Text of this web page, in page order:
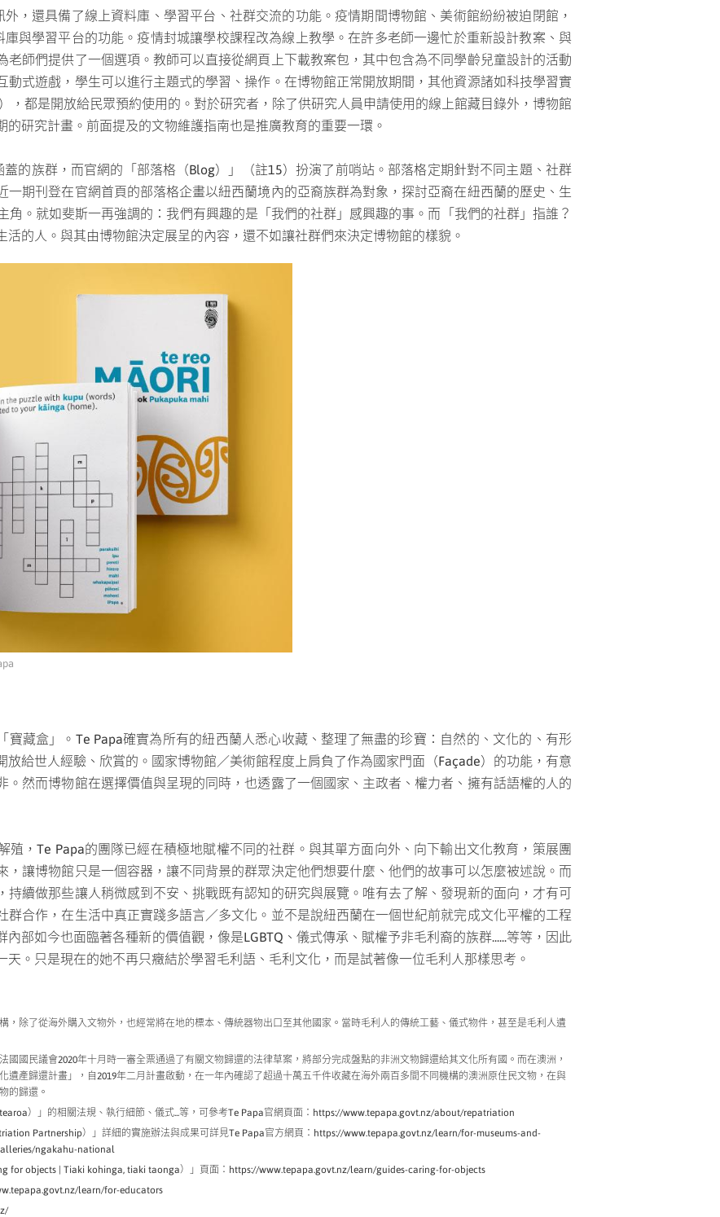
，還具備了線上資料庫、學習平台、社群交流的功能。疫情期間博物館、美術館紛紛被迫閉館，
與學習平台的功能。疫情封城讓學校課程改為線上教學。在許多老師一邊忙於重新設計教案、與
老師們提供了一個選項。教師可以直接從網頁上下載教案包，其中包含為不同學齡兒童設計的活動
動式遊戲，學生可以進行主題式的學習、操作。在博物館正常開放期間，其他資源諸如科技學習實
，都是開放給民眾預約使用的。對於研究者，除了供研究人員申請使用的線上館藏目錄外，博物館
研究計畫。前面提及的文物維護指南也是推廣教育的重要一環。
蓋的族群，而官網的「部落格（Blog）」（註15）扮演了前哨站。部落格定期針對不同主題、社群
一期刊登在官網首頁的部落格企畫以紐西蘭境內的亞裔族群為對象，探討亞裔在紐西蘭的歷史、生
角。就如斐斯一再強調的：我們有興趣的是「我們的社群」感興趣的事。而「我們的社群」指誰？
的人。與其由博物館決定展呈的內容，還不如讓社群們來決定博物館的樣貌。
寶藏盒」。Te Papa確實為所有的紐西蘭人悉心收藏、整理了無盡的珍寶：自然的、文化的、有形
放給世人經驗、欣賞的。國家博物館／美術館程度上肩負了作為國家門面（Façade）的功能，有意
。然而博物館在選擇價值與呈現的同時，也透露了一個國家、主政者、權力者、擁有話語權的人的
殖，Te Papa的團隊已經在積極地賦權不同的社群。與其單方面向外、向下輸出文化教育，策展團
，讓博物館只是一個容器，讓不同背景的群眾決定他們想要什麼、他們的故事可以怎麼被述說。而
持續做那些讓人稍微感到不安、挑戰既有認知的研究與展覽。唯有去了解、發現新的面向，才有可
合作，在生活中真正實踐多語言／多文化。 並不是說紐西蘭在一個世紀前就完成文化平權的工程
內部如今也面臨著各種新的價值觀，像是LGBTQ、儀式傳承、賦權予非毛利裔的族群......等等，因此
。只是現在的她不再只癥結於學習毛利語、毛利文化，而是試著像一位毛利人那樣思考。
，除了從海外購入文物外，也經常將在地的標本、傳統器物出口至其他國家。當時毛利人的傳統工藝、儀式物件，甚至是毛利人遺
國國民議會2020年十月時一審全票通過了有關文物歸還的法律草案，將部分完成盤點的非洲文物歸還給其文化所有國。而在澳洲，
遺產歸還計畫」，自2019年二月計畫啟動，在一年內確認了超過十萬五千件收藏在海外兩百多間不同機構的澳洲原住民文物，在與
的歸還。
）」的相關法規、執行細節、儀式...等，可參考Te Papa官網頁面：https://www.tepapa.govt.nz/about/repatriation
Partnership）」詳細的實施辦法與成果可詳見Te Papa官方網頁：https://www.tepapa.govt.nz/learn/for-museums-and-
ngakahu-national
for objects | Tiaki kohinga, tiaki taonga）」頁面：https://www.tepapa.govt.nz/learn/guides-caring-for-objects
learn/for-educators